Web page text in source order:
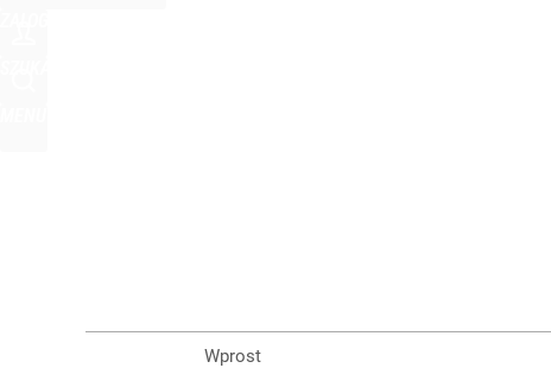
Wprost